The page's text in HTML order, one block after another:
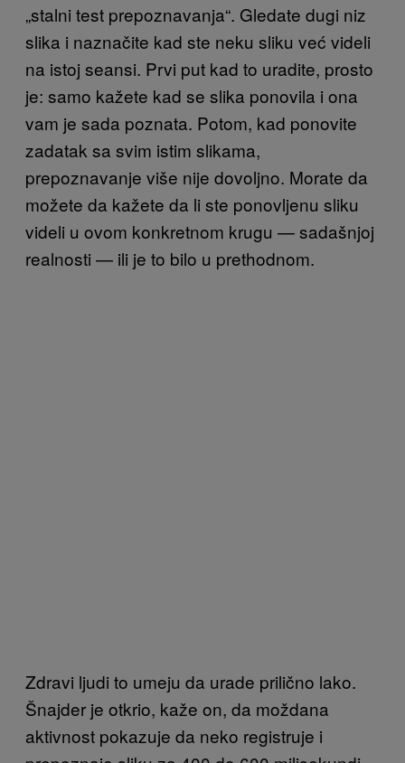
„stalni test prepoznavanja“. Gledate dugi niz
slika i naznačite kad ste neku sliku već videli
na istoj seansi. Prvi put kad to uradite, prosto
je: samo kažete kad se slika ponovila i ona
vam je sada poznata. Potom, kad ponovite
zadatak sa svim istim slikama,
prepoznavanje više nije dovoljno. Morate da
možete da kažete da li ste ponovljenu sliku
videli u ovom konkretnom krugu — sadašnjoj
realnosti — ili je to bilo u prethodnom.
Zdravi ljudi to umeju da urade prilično lako.
Šnajder je otkrio, kaže on, da moždana
aktivnost pokazuje da neko registruje i